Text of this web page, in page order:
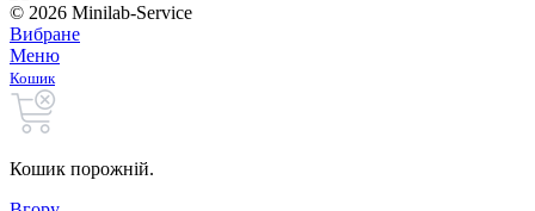
© 2026 Minilab-Service
Вибране
Меню
Кошик
Кошик порожній.